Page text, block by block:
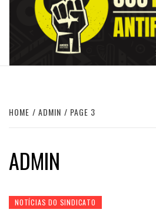
HOME ADMIN PAGE 3
ADMIN
NOTÍCIAS DO SINDICATO